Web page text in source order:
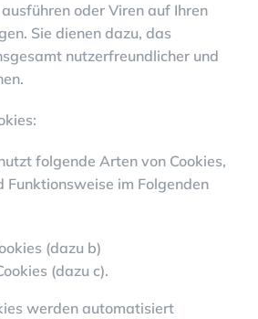
oder Viren auf Ihren
Sie dienen dazu, das
nutzerfreundlicher und
folgende Arten von Cookies,
Funktionsweise im Folgenden
(dazu b)
(dazu c).
werden automatisiert